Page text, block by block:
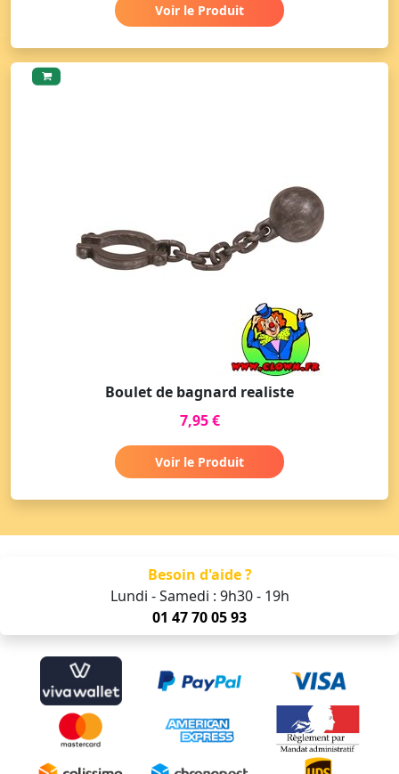
Voir le Produit
Boulet de bagnard realiste
7,95 €
Voir le Produit
Besoin d'aide ?
Lundi - Samedi : 9h30 - 19h
01 47 70 05 93